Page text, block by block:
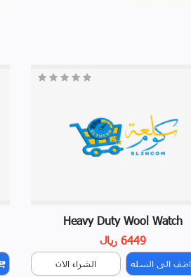
Heavy Duty Wool Watch
6449 ريال
اضف الى السله الشراء الان